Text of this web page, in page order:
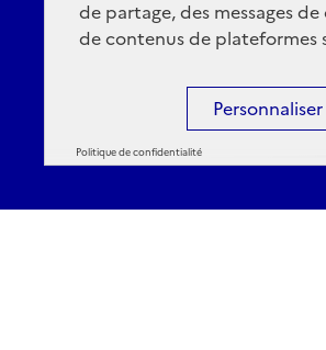
de partage, des messages
de contenus de plateformes
Personnaliser
Politique de confidentialité